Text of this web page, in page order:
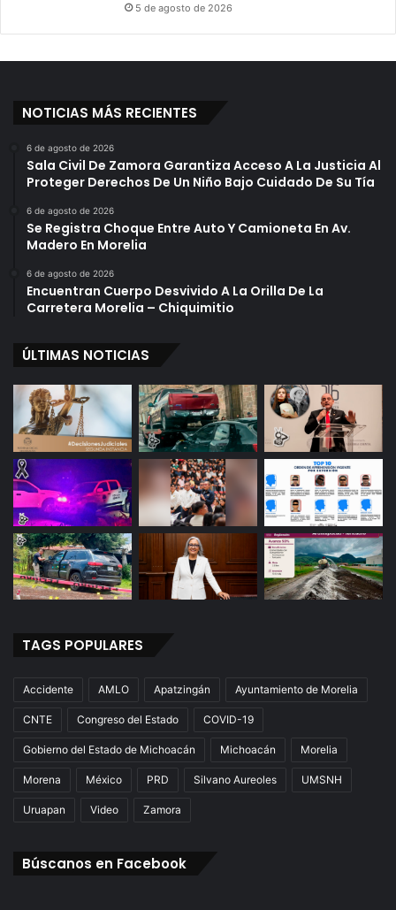
5 de agosto de 2026
NOTICIAS MÁS RECIENTES
6 de agosto de 2026
Sala Civil De Zamora Garantiza Acceso A La Justicia Al
Proteger Derechos De Un Niño Bajo Cuidado De Su Tía
6 de agosto de 2026
Se Registra Choque Entre Auto Y Camioneta En Av.
Madero En Morelia
6 de agosto de 2026
Encuentran Cuerpo Desvivido A La Orilla De La
Carretera Morelia – Chiquimitio
ÚLTIMAS NOTICIAS
TAGS POPULARES
Accidente AMLO Apatzingán Ayuntamiento de Morelia
CNTE Congreso del Estado COVID-19
Gobierno del Estado de Michoacán Michoacán Morelia
Morena México PRD Silvano Aureoles UMSNH
Uruapan Video Zamora
Búscanos en Facebook